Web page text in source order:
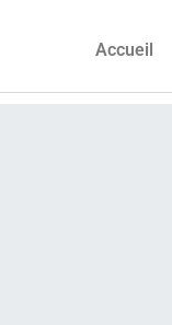
Accueil